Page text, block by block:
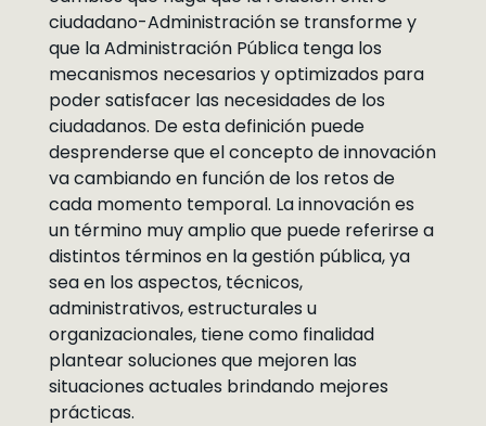
ciudadano-Administración se transforme y
que la Administración Pública tenga los
mecanismos necesarios y optimizados para
poder satisfacer las necesidades de los
ciudadanos. De esta definición puede
desprenderse que el concepto de innovación
va cambiando en función de los retos de
cada momento temporal. La innovación es
un término muy amplio que puede referirse a
distintos términos en la gestión pública, ya
sea en los aspectos, técnicos,
administrativos, estructurales u
organizacionales, tiene como finalidad
plantear soluciones que mejoren las
situaciones actuales brindando mejores
prácticas.